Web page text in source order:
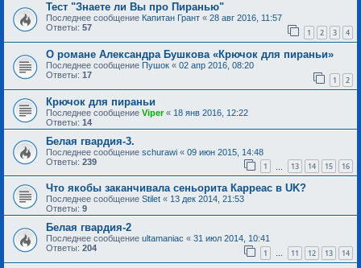
Тест "Знаете ли Вы про Пиранью"
Последнее сообщение Капитан Грант « 28 авг 2016, 11:57
Ответы: 57 1 2 3 4
О романе Александра Бушкова «Крючок для пираньи»
Последнее сообщение Пушок « 02 апр 2016, 08:20
Ответы: 17 1 2
Крючок для пираньи
Последнее сообщение Viper« 18 янв 2016, 12:22
Ответы: 14
Белая гвардия-3.
Последнее сообщение schurawi « 09 июн 2015, 14:48
Ответы: 239 1 13 14 15 16
Что якобы заканчивала сеньорита Карреас в UK?
Последнее сообщение Stilet « 13 дек 2014, 21:53
Ответы: 9
Белая гвардия-2
Последнее сообщение ultamaniac « 31 июл 2014, 10:41
Ответы: 204 1 … 11 12 13 14